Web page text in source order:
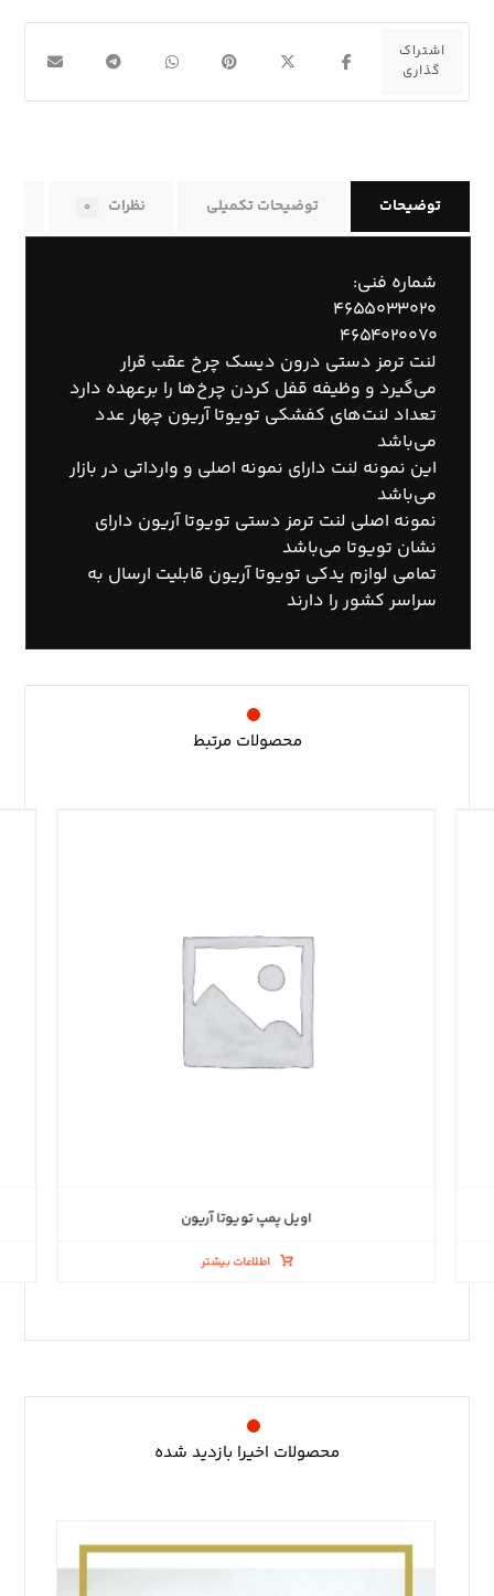
توضیحات توضیحات تکمیلی نظرات ۰
شماره فنی:
۴۶۵۵۰۳۳۰۲۰
۴۶۵۴۰۲۰۰۷۰
لنت ترمز دستی درون دیسک چرخ عقب قرار
می‌گیرد و وظیفه قفل کردن چرخ‌ها را برعهده دارد
تعداد لنت‌های کفشکی تویوتا آریون چهار عدد
می‌باشد
این نمونه لنت دارای نمونه اصلی و وارداتی در بازار
می‌باشد
نمونه اصلی لنت ترمز دستی تویوتا آریون دارای
نشان تویوتا می‌باشد
تمامی لوازم یدکی تویوتا آریون قابلیت ارسال به
سراسر کشور را دارند
محصولات مرتبط
اویل پمپ تویوتا آریون
اطلاعات بیشتر
محصولات اخیرا بازدید شده